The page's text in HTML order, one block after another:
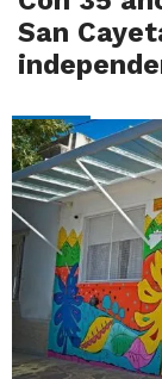
San